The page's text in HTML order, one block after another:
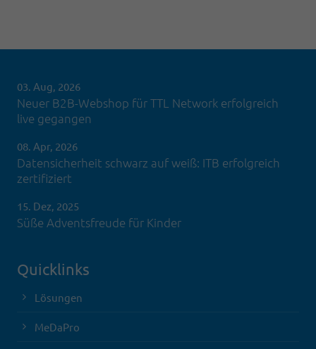
03. Aug, 2026
Neuer B2B-Webshop für TTL Network erfolgreich
live gegangen
08. Apr, 2026
Datensicherheit schwarz auf weiß: ITB erfolgreich
zertifiziert
15. Dez, 2025
Süße Adventsfreude für Kinder
Quicklinks
Lösungen
MeDaPro